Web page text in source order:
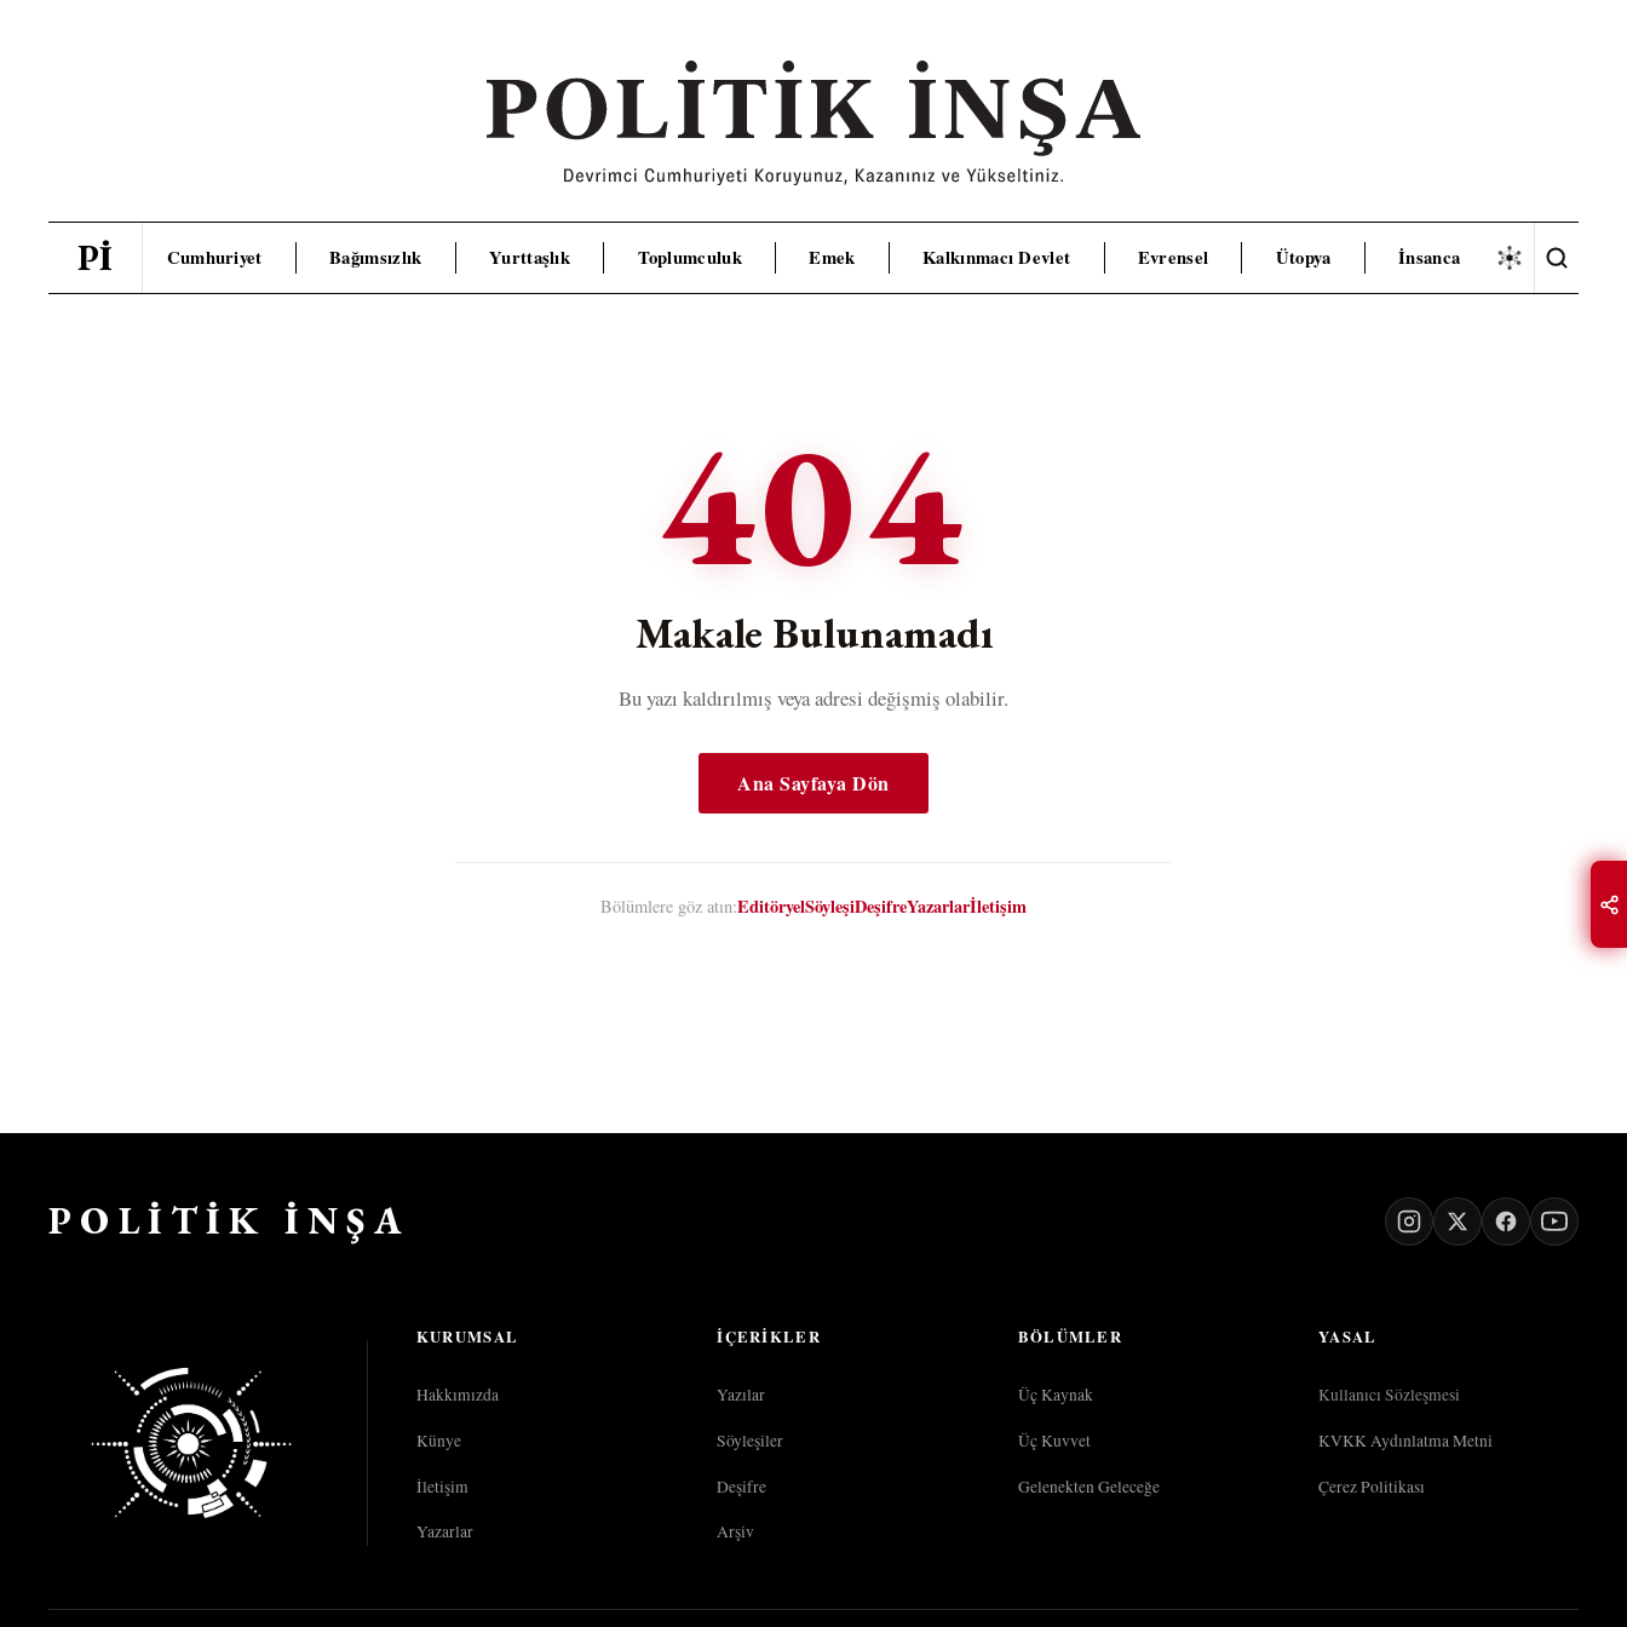
Pİ Cumhuriyet Bağımsızlık Yurttaşlık Toplumculuk Emek Kalkınmacı Devlet Evrensel Ütopya İnsanca
404
Makale Bulunamadı
Bu yazı kaldırılmış veya adresi değişmiş olabilir.
Ana Sayfaya Dön
Bölümlere göz atın:EditöryelSöyleşiDeşifreYazarlarİletişim
POLİTİK İNŞA
KURUMSAL
Hakkımızda
Künye
İletişim
Yazarlar
İÇERIKLER
Yazılar
Söyleşiler
Deşifre
Arşiv
BÖLÜMLER
Üç Kaynak
Üç Kuvvet
Gelenekten Geleceğe
YASAL
Kullanıcı Sözleşmesi
KVKK Aydınlatma Metni
Çerez Politikası